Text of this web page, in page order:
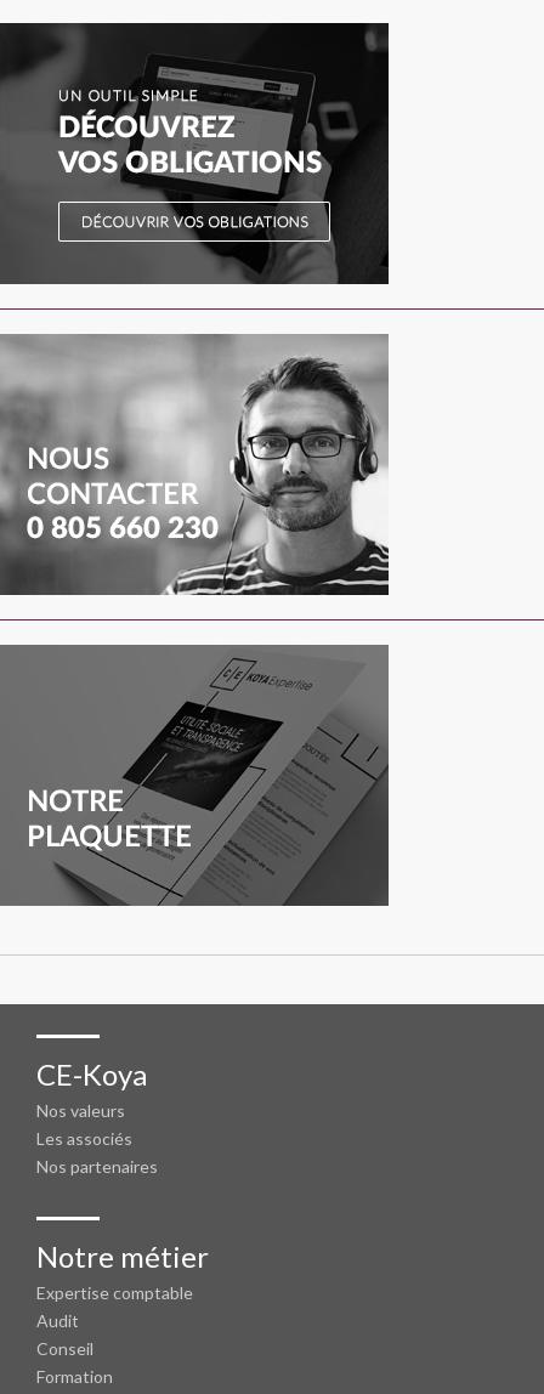
CE-Koya
Nos valeurs
Les associés
Nos partenaires
Notre métier
Expertise comptable
Audit
Conseil
Formation